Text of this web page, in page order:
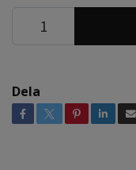
Dela